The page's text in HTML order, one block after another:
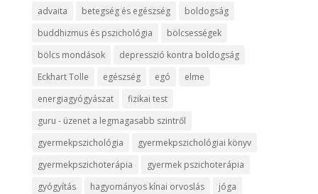
advaita betegség és egészség
boldogság
buddhizmus és pszichológia
bölcsességek
bölcs mondások
depresszió kontra boldogság
Eckhart Tolle
egészség egó
elme
energiagyógyászat
fizikai test
guru - üzenet a legmagasabb szintről
gyermekpszichológia
gyermekpszichológiai könyv
gyermekpszichoterápia
gyermek pszichoterápia
gyógyítás
hagyományos kínai orvoslás
jóga